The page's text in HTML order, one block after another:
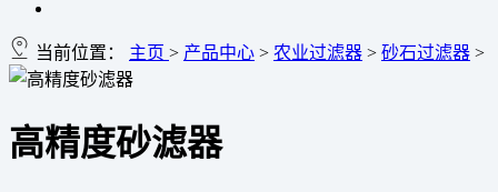
当前位置： 主页 > 产品中心 > 农业过滤器 > 砂石过滤器 >
高精度砂滤器